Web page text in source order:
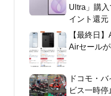
Ultra」購
イント還元
【最終日
Airセール
ドコモ・
ビス一時